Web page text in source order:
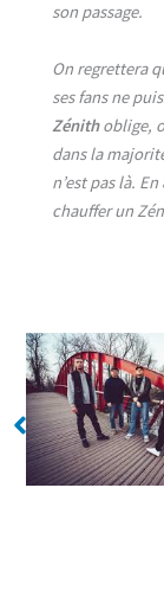
son passage.
On regrettera
ses fans ne
Zénithoblige,
dans la
n’est pas là.
chauffer un
No